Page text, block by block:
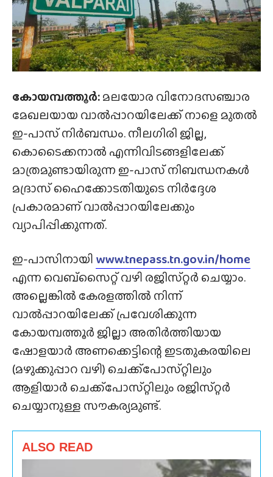
കോയമ്പത്തൂർ:മലയോര വിനോദസഞ്ചാര
മേഖലയായ വാൽപ്പാറയിലേക്ക് നാളെ മുതൽ
ഇ-പാസ് നിർബന്ധം. നീലഗിരി ജില്ല,
കൊടൈക്കനാൽ എന്നിവിടങ്ങളിലേക്ക്
മാത്രമുണ്ടായിരുന്ന ഇ-പാസ് നിബന്ധനകൾ
മദ്രാസ് ഹൈക്കോടതിയുടെ നിർദ്ദേശ
പ്രകാരമാണ് വാൽപ്പാറയിലേക്കും
വ്യാപിപ്പിക്കുന്നത്.
ഇ-പാസിനായി www.tnepass.tn.gov.in/home
എന്ന വെബ്‌സൈറ്റ് വഴി രജിസ്‌റ്റർ ചെയ്യാം.
അല്ലെങ്കിൽ കേരളത്തിൽ നിന്ന്
വാൽപ്പാറയിലേക്ക് പ്രവേശിക്കുന്ന
കോയമ്പത്തൂർ ജില്ലാ അതിർത്തിയായ
ഷോളയാർ അണക്കെട്ടിന്റെ ഇടതുകരയിലെ
(മഴുക്കുപ്പാറ വഴി) ചെക്ക്‌പോസ്‌റ്റിലും
ആളിയാർ ചെക്ക്‌പോസ്‌റ്റിലും രജിസ്‌റ്റർ
ചെയ്യാനുള്ള സൗകര്യമുണ്ട്.
ALSO READ